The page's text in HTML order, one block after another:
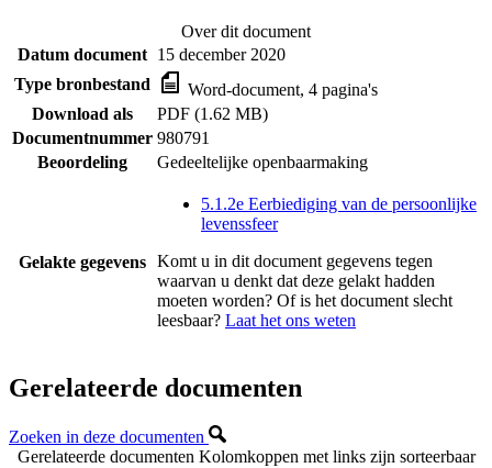
Over dit document
Datum document 15 december 2020
Type bronbestand
Word-document, 4 pagina's
Download als
PDF (1.62 MB)
Documentnummer 980791
Beoordeling
Gedeeltelijke openbaarmaking
Gelakte gegevens
5.1.2e Eerbiediging van de persoonlijke
levenssfeer
Komt u in dit document gegevens tegen
waarvan u denkt dat deze gelakt hadden
moeten worden? Of is het document slecht
leesbaar? Laat het ons weten
Gerelateerde documenten
Zoeken in deze documenten
Gerelateerde documenten Kolomkoppen met links zijn sorteerbaar